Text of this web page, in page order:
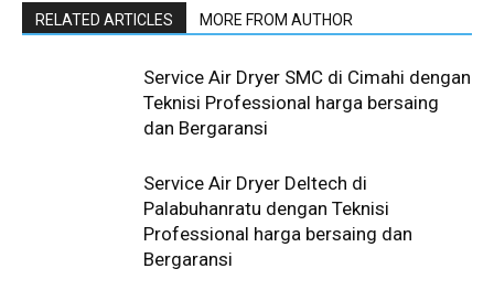
RELATED ARTICLES MORE FROM AUTHOR
Service Air Dryer SMC di Cimahi dengan
Teknisi Professional harga bersaing
dan Bergaransi
Service Air Dryer Deltech di
Palabuhanratu dengan Teknisi
Professional harga bersaing dan
Bergaransi